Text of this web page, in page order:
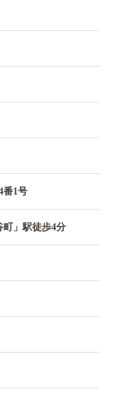
番1号
町」駅徒歩4分